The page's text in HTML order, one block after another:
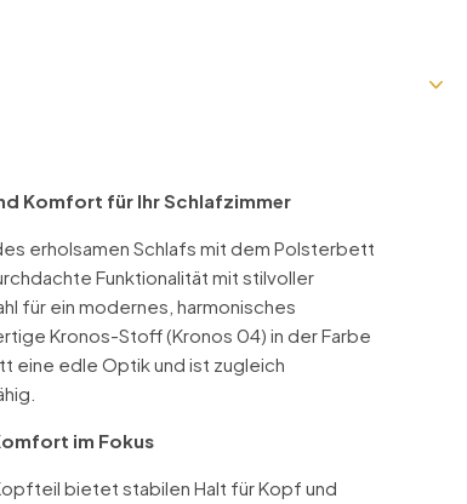
Komfort für Ihr Schlafzimmer
erholsamen Schlafs mit dem Polsterbett
Funktionalität mit stilvoller
für ein modernes, harmonisches
Kronos-Stoff (Kronos 04) in der Farbe
eine edle Optik und ist zugleich
im Fokus
bietet stabilen Halt für Kopf und